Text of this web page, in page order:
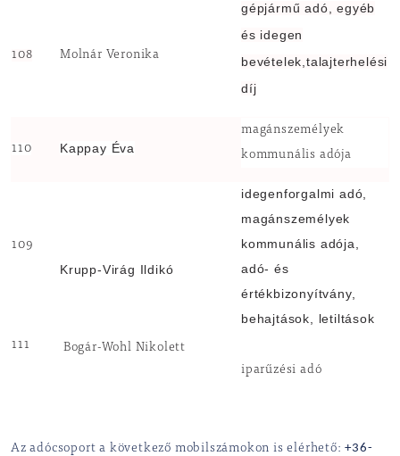
108 Molnár Veronika
gépjármű adó, egyéb
és idegen
bevételek,talajterhelési
díj
110 Kappay Éva
magánszemélyek
kommunális adója
109
111
Krupp-Virág Ildikó
Bogár-Wohl Nikolett
idegenforgalmi adó,
magánszemélyek
kommunális adója,
adó- és
értékbizonyítvány,
behajtások, letiltások
iparűzési adó
Az adócsoport a következő mobilszámokon is elérhető:+36-